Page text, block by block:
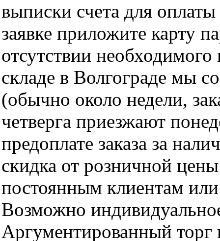
выписки счета для
заявке приложите карту
отсутствии
складе в Волгограде мы
(обычно около недели,
четверга приезжают
предоплате заказа за
скидка от розничной
постоянным клиентам
Возможно
Аргументированный торг